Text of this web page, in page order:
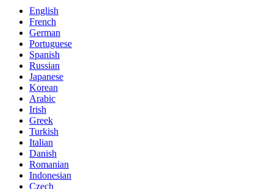
English
French
German
Portuguese
Spanish
Russian
Japanese
Korean
Arabic
Irish
Greek
Turkish
Italian
Danish
Romanian
Indonesian
Czech